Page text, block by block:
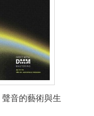
音的藝術與生